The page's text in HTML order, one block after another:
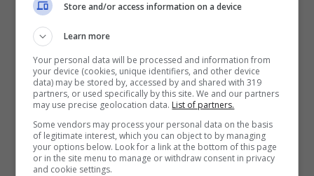
Sanitario del sud pontino abbia approvato
alcuni progetti con i fondi del Pnrr che
prevedono l’apertura dell’Ospedale di
Comunità con attivazione di 20 posti letto e
al suo terzo piano l’attivazione di una
residenza sanitaria per gli anziani grazie a
fondi precedenti.
Store and/or access information on a device
Learn more
Your personal data will be processed and information from
your device (cookies, unique identifiers, and other device
data) may be stored by, accessed by and shared with 319
partners, or used specifically by this site. We and our partners
may use precise geolocation data. List of partners.
Some vendors may process your personal data on the basis
of legitimate interest, which you can object to by managing
your options below. Look for a link at the bottom of this page
or in the site menu to manage or withdraw consent in privacy
and cookie settings.